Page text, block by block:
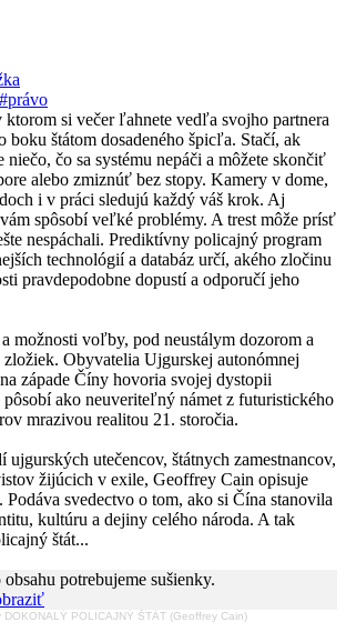
#právo
ktorom si večer ľahnete vedľa svojho partnera
boku štátom dosadeného špicľa. Stačí, ak
niečo, čo sa systému nepáči a môžete skončiť
alebo zmiznúť bez stopy. Kamery v dome,
i v práci sledujú každý váš krok. Aj
spôsobí veľké problémy. A trest môže prísť
nespáchali. Prediktívny policajný program
technológií a databáz určí, akého zločinu
pravdepodobne dopustí a odporučí jeho
možnosti voľby, pod neustálym dozorom a
Obyvatelia Ujgurskej autonómnej
západe Číny hovoria svojej dystopii
pôsobí ako neuveriteľný námet z futuristického
mrazivou realitou 21. storočia.
ujgurských utečencov, štátnych zamestnancov,
žijúcich v exile, Geoffrey Cain opisuje
svedectvo o tom, ako si Čína stanovila
kultúru a dejiny celého národa. A tak
štát...
potrebujeme sušienky.
DOKONALÝ POLICAJNÝ ŠTÁT (Geoffrey Cain)